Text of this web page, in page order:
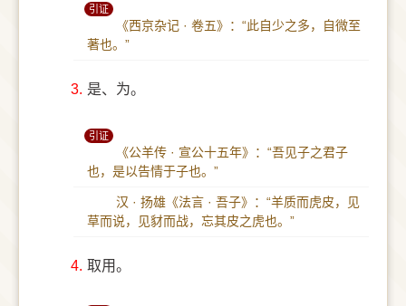
引证
《西京杂记 · 卷五》：“此自少之多，自微至
著也。”
3. 是、为。
引证
《公羊传 · 宣公十五年》：“吾见子之君子
也，是以告情于子也。”
汉 · 扬雄《法言 · 吾子》：“羊质而虎皮，见
草而说，见豺而战，忘其皮之虎也。”
4. 取用。